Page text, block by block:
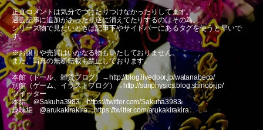
正直コメントは気分でつけたりつけなかったりしてます。
過去記事に追加があったり逆に消えてたりするのはその為。
シリーズ物で見たいときは記事下やサイドバーにあるタグを使うと早いで
す。
※お譲りや売買はいかなる物もいたしておりません。
また、写真の無断転載も禁止しております。
本館（ドール、雑貨ブログ）→ http://blog.livedoor.jp/watanabeco/
別館（ゲーム、イラストブログ）→ http://sunphysics.blog.shinobi.jp/
ツイッター
本垢 ＠Sakuha3983https://twitter.com/Sakuha3983
趣味垢 @arukakirakirahttps://twitter.com/arukakirakira